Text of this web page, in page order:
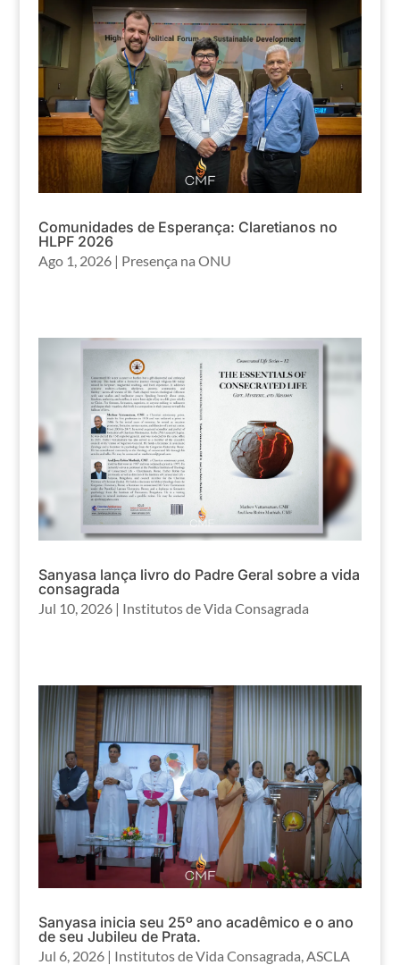
Comunidades de Esperança: Claretianos no
HLPF 2026
Ago 1, 2026| Presença na ONU
Sanyasa lança livro do Padre Geral sobre a vida
consagrada
Jul 10, 2026| Institutos de Vida Consagrada
Sanyasa inicia seu 25º ano acadêmico e o ano
de seu Jubileu de Prata.
Jul 6, 2026| Institutos de Vida Consagrada ASCLA